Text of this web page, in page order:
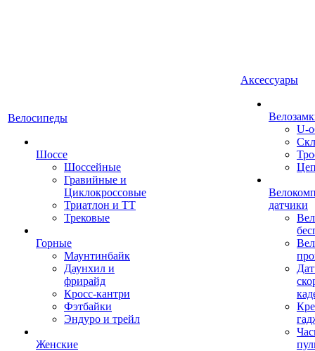
Велосипеды
Шоссе
Шоссейные
Гравийные и
Циклокроссовые
Триатлон и ТТ
Трековые
Горные
Маунтинбайк
Даунхил и
фрирайд
Кросс-кантри
Фэтбайки
Эндуро и трейл
Женские
Аксессуары
U-
датчики